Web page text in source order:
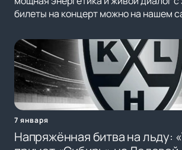
билеты на концерт можно на нашем
7 января
Напряжённая битва на льду: